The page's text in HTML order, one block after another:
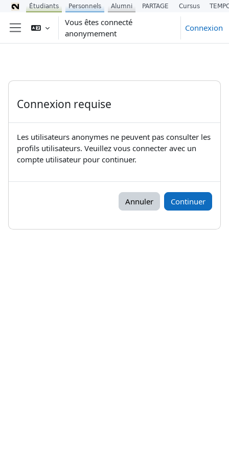
Passer au contenu principal
Panneau latéral
Vous êtes connecté
anonymement
Connexion
Connexion requise
Les utilisateurs anonymes ne peuvent pas consulter les
profils utilisateurs. Veuillez vous connecter avec un
compte utilisateur pour continuer.
Annuler Continuer
Étudiants Personnels Alumni PARTAGE Cursus